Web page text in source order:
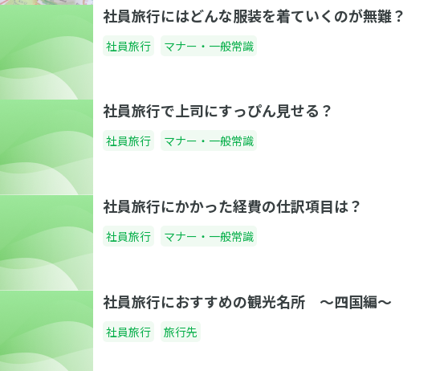
社員旅行にはどんな服装を着ていくのが無難？
社員旅行 マナー・一般常識
社員旅行で上司にすっぴん見せる？
社員旅行 マナー・一般常識
社員旅行にかかった経費の仕訳項目は？
社員旅行 マナー・一般常識
社員旅行におすすめの観光名所 〜四国編〜
社員旅行 旅行先